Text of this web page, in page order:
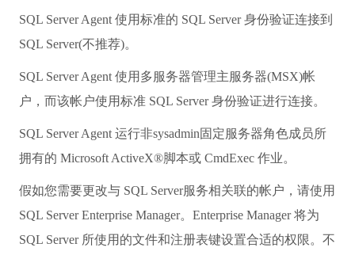
SQL Server Agent 使用标准的 SQL Server 身份验证连接到
SQL Server(不推荐)。
SQL Server Agent 使用多服务器管理主服务器(MSX)帐
户，而该帐户使用标准 SQL Server 身份验证进行连接。
SQL Server Agent 运行非sysadmin固定服务器角色成员所
拥有的 Microsoft ActiveX®脚本或 CmdExec 作业。
假如您需要更改与 SQL Server服务相关联的帐户，请使用
SQL Server Enterprise Manager。Enterprise Manager 将为
SQL Server 所使用的文件和注册表键设置合适的权限。不